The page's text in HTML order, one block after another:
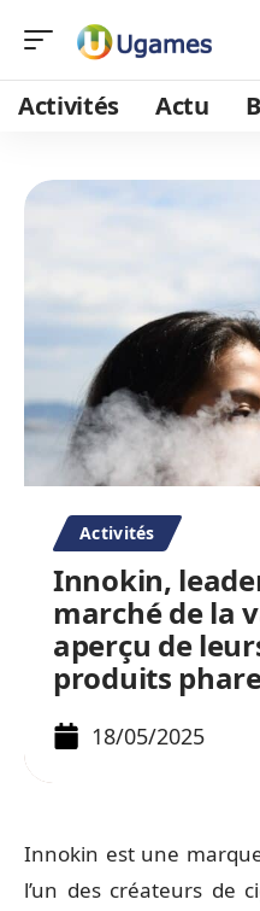
Activités Actu
Activités
Innokin,
marché de la
aperçu de
produits
18/05/2025
Innokin est une
l’un des créateurs de